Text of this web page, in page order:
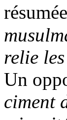
relie les
Un
ciment